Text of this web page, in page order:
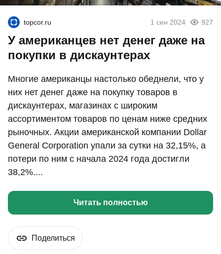
topcor.ru 1 сен 2024 927
У американцев нет денег даже на
покупки в дискаунтерах
Многие американцы настолько обеднели, что у
них нет денег даже на покупку товаров в
дискаунтерах, магазинах с широким
ассортиментом товаров по ценам ниже средних
рыночных. Акции американской компании Dollar
General Corporation упали за сутки на 32,15%, а
потери по ним с начала 2024 года достигли
38,2%....
Читать полностью
Поделиться